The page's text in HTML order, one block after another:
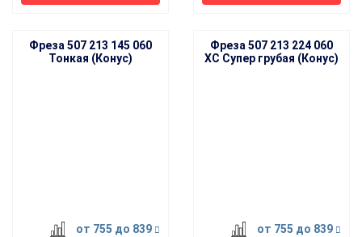
Фреза 507 213 145 060
Тонкая (Конус)
от 755 до 839
Фреза 507 213 224 060
XC Супер грубая (Конус)
от 755 до 839